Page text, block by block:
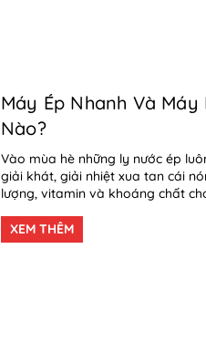
Máy Ép Nhanh Và
Nào?
Vào mùa hè những ly nước ép
giải khát, giải nhiệt xua tan cái
lượng, vitamin và khoáng chất
XEM THÊM